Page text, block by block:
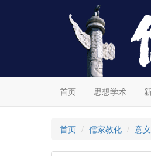
首页 思想学术
首页 儒家教化 意